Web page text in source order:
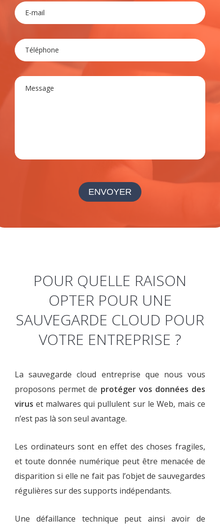
POUR QUELLE RAISON
OPTER POUR UNE
SAUVEGARDE CLOUD POUR
VOTRE ENTREPRISE ?
La sauvegarde cloud entreprise que nous vous
proposons permet de protéger vos données des
virus et malwares qui pullulent sur le Web, mais ce
n’est pas là son seul avantage.
Les ordinateurs sont en effet des choses fragiles,
et toute donnée numérique peut être menacée de
disparition si elle ne fait pas l’objet de sauvegardes
régulières sur des supports indépendants.
Une défaillance technique peut ainsi avoir de